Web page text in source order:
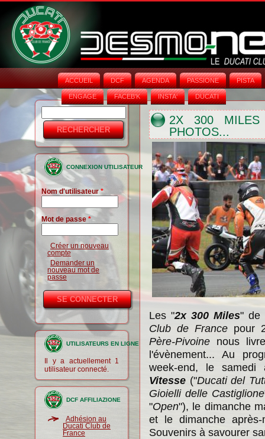
ACCUEIL DCF AGENDA PASSIONE PISTA
ENGAGE FACEB'K INSTA‘ DUCATI
Formulaire
de
recherche
CONNEXION UTILISATEUR
Nom d'utilisateur*
Mot de passe *
Créer un nouveau
compte
Demander un
nouveau mot de
passe
UTILISATEURS EN LIGNE
Il y a actuellement 1
utilisateur connecté.
DCF AFFILIAZIONE
Adhésion au
Ducati Club de
France
2X 300 MILES
PHOTOS...
Les "2x 300 Miles" de
Club de France pour
Père-Pivoine nous
l'évènement... Au
week-end, le samedi
Vitesse ("Ducati del
Gioielli delle Castiglione
"Open"), le dimanche
et le dimanche
Souvenirs à savourer